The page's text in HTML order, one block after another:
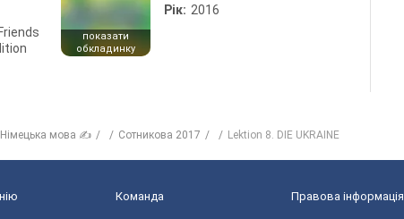
показати
обкладинку
Рік: 2016
Німецька мова ✍ Сотникова 2017 Lektion 8. DIE UKRAINE
Команда Правова інформація